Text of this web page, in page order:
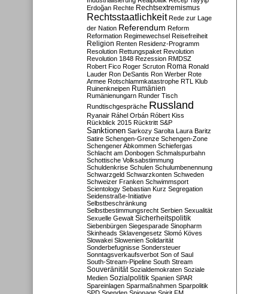
Erdoğan Rechte Rechtsextremismus
Rechtsstaatlichkeit Rede zur Lage
der Nation Referendum Reform
Reformation Regimewechsel Reisefreiheit
Religion Renten Residenz-Programm
Resolution Rettungspaket Revolution
Revolution 1848 Rezession RMDSZ
Robert Fico Roger Scruton Roma Ronald
Lauder Ron DeSantis Ron Werber Rote
Armee Rotschlammkatastrophe RTL Klub
Ruinenkneipen Rumänien
Rumänienungarn Runder Tisch
Rundtischgespräche Russland
Ryanair Ráhel Orbán Róbert Kiss
Rückblick 2015 Rücktritt S&P
Sanktionen Sarkozy Sarolta Laura Baritz
Satire Schengen-Grenze Schengen-Zone
Schengener Abkommen Schiefergas
Schlacht am Donbogen Schmalspurbahn
Schottische Volksabstimmung
Schuldenkrise Schulen Schulumbenennung
Schwarzgeld Schwarzkonten Schweden
Schweizer Franken Schwimmsport
Scientology Sebastian Kurz Segregation
Seidenstraße-Initiative
Selbstbeschränkung
Selbstbestimmungsrecht Serbien Sexualität
Sexuelle Gewalt Sicherheitspolitik
Siebenbürgen Siegesparade Sinopharm
Skinheads Sklavengesetz Slomó Köves
Slowakei Slowenien Solidarität
Sonderbefugnisse Sondersteuer
Sonntagsverkaufsverbot Son of Saul
South-Stream-Pipeline South Stream
Souveränität Sozialdemokraten Soziale
Medien Sozialpolitik Spanien SPAR
Spareinlagen Sparmaßnahmen Sparpolitik